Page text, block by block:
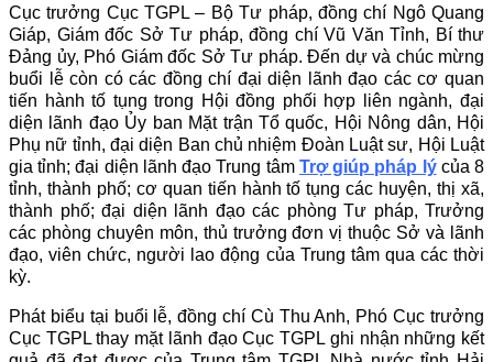
Cục trưởng Cục TGPL – Bộ Tư pháp, đồng chí Ngô Quang
Giáp, Giám đốc Sở Tư pháp, đồng chí Vũ Văn Tỉnh, Bí thư
Đảng ủy, Phó Giám đốc Sở Tư pháp. Đến dự và chúc mừng
buổi lễ còn có các đồng chí đại diện lãnh đạo các cơ quan
tiến hành tố tụng trong Hội đồng phối hợp liên ngành, đại
diện lãnh đạo Ủy ban Mặt trận Tổ quốc, Hội Nông dân, Hội
Phụ nữ tỉnh, đại diện Ban chủ nhiệm Đoàn Luật sư, Hội Luật
gia tỉnh; đại diện lãnh đạo Trung tâm Trợ giúp pháp lýcủa 8
tỉnh, thành phố; cơ quan tiến hành tố tụng các huyện, thị xã,
thành phố; đại diện lãnh đạo các phòng Tư pháp, Trưởng
các phòng chuyên môn, thủ trưởng đơn vị thuộc Sở và lãnh
đạo, viên chức, người lao động của Trung tâm qua các thời
kỳ.
Phát biểu tại buổi lễ, đồng chí Cù Thu Anh, Phó Cục trưởng
Cục TGPL thay mặt lãnh đạo Cục TGPL ghi nhận những kết